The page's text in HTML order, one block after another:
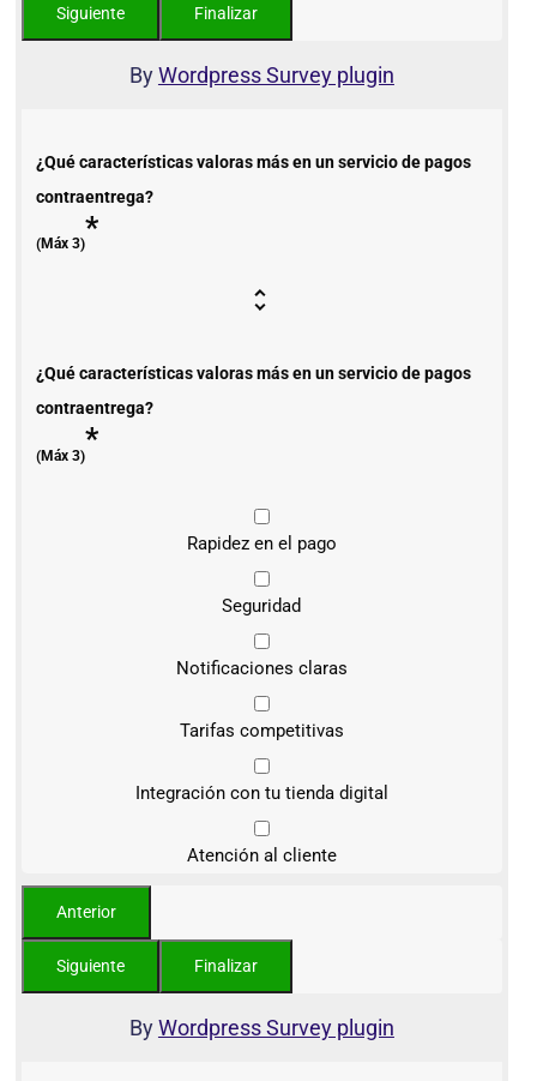
ByWordpress Survey plugin
¿Qué características valoras más en un servicio de pagos
contraentrega?
(Máx 3)*
¿Qué características valoras más en un servicio de pagos
contraentrega?
(Máx 3)*
Rapidez en el pago
Seguridad
Notificaciones claras
Tarifas competitivas
Integración con tu tienda digital
Atención al cliente
ByWordpress Survey plugin